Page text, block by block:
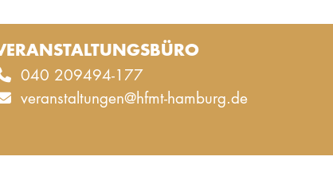
040 209494-177
veranstaltungen@hfmt-hamburg.de